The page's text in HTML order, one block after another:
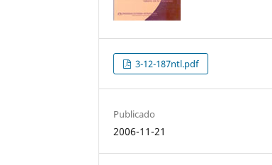
3-12-187ntl.pdf
Publicado
2006-11-21